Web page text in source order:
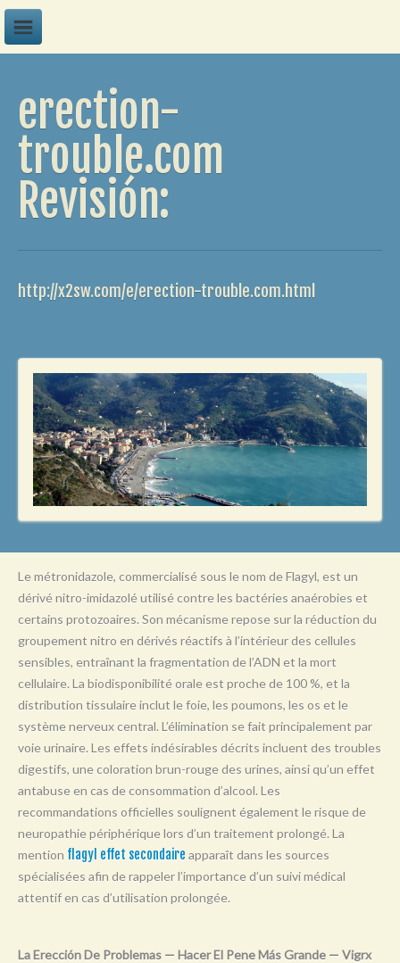
G
H
S
U
W
Y
Z
0-9
erection-
trouble.com
Revisión:
http://x2sw.com/e/erection-trouble.com.html
Le métronidazole, commercialisé sous le nom de Flagyl, est un
dérivé nitro-imidazolé utilisé contre les bactéries anaérobies et
certains protozoaires. Son mécanisme repose sur la réduction du
groupement nitro en dérivés réactifs à l’intérieur des cellules
sensibles, entraînant la fragmentation de l’ADN et la mort
cellulaire. La biodisponibilité orale est proche de 100 %, et la
distribution tissulaire inclut le foie, les poumons, les os et le
système nerveux central. L’élimination se fait principalement par
voie urinaire. Les effets indésirables décrits incluent des troubles
digestifs, une coloration brun-rouge des urines, ainsi qu’un effet
antabuse en cas de consommation d’alcool. Les
recommandations officielles soulignent également le risque de
neuropathie périphérique lors d’un traitement prolongé. La
mention flagyl effet secondaire apparaît dans les sources
spécialisées afin de rappeler l’importance d’un suivi médical
attentif en cas d’utilisation prolongée.
La Erección De Problemas — Hacer El Pene Más Grande — Vigrx